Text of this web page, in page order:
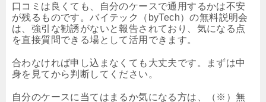
口コミは良くても、自分のケースで通用するかは不安
が残るものです。バイテック（byTech）の無料説明会
は、強引な勧誘がないと報告されており、気になる点
を直接質問できる場として活用できます。
合わなければ申し込まなくても大丈夫です。まずは中
身を見てから判断してください。
自分のケースに当てはまるか気になる方は、（※）無